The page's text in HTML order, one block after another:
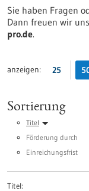
Sie haben Fragen
Dann freuen wir
pro.de.
anzeigen: 25
Sortierung
Titel
Förderung durch
Einreichungsfrist
Titel